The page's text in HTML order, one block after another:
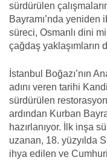
sürdürülen
Bayramı’nda yeniden
süreci, Osmanlı dini
çağdaş yaklaşımların
İstanbul Boğazı’nın
adını veren tarihi
sürdürülen restorasyon
ardından Kurban
hazırlanıyor. İlk inşa
uzanan, 18. yüzyılda
ihya edilen ve